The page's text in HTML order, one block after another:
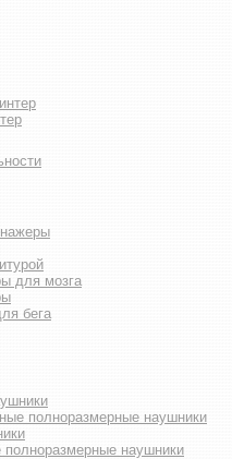
для мозга
бега
полноразмерные наушники
полноразмерные наушники